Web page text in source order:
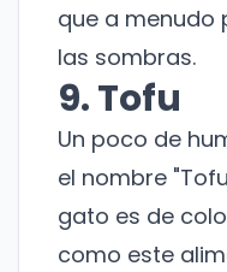
que a menudo
las sombras.
9. Tofu
Un poco de
el nombre
gato es de
como este